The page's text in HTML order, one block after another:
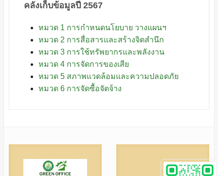
คลังเก็บข้อมูลปี 2567
หมวด 1 การกำหนดนโยบาย วางแผนฯ
หมวด 2 การสื่อสารและสร้างจิตสำนึก
หมวด 3 การใช้ทรัพยากรและพลังงาน
หมวด 4 การจัดการของเสีย
หมวด 5 สภาพแวดล้อมและความปลอดภัย
หมวด 6 การจัดซื้อจัดจ้าง